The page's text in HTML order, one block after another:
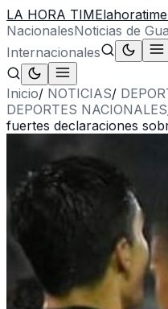
LA HORA TIME
NacionalesNoticias de
Internacionales
Inicio/ NOTICIAS/
DEPORTES NACIONALES
fuertes declaraciones